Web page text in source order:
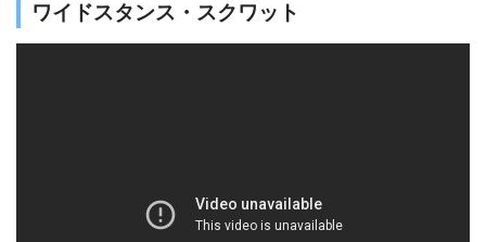
ワイドスタンス・スクワット